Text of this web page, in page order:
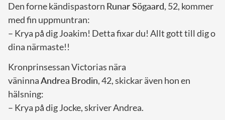
Den forne kändispastorn Runar Sögaard, 52, kommer
med fin uppmuntran:
– Krya på dig Joakim! Detta fixar du! Allt gott till dig o
dina närmaste!!
Kronprinsessan Victorias nära
väninnaAndrea Brodin, 42, skickar även hon en
hälsning:
– Krya på dig Jocke, skriver Andrea.